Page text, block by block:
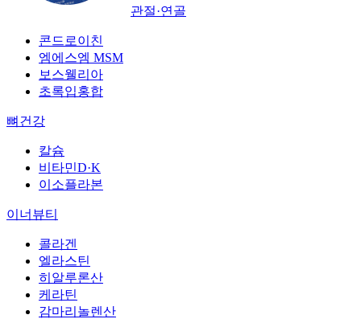
관절·연골
콘드로이친
엠에스엠 MSM
보스웰리아
초록입홍합
뼈건강
칼슘
비타민D·K
이소플라본
이너뷰티
콜라겐
엘라스틴
히알루론산
케라틴
감마리놀렌산